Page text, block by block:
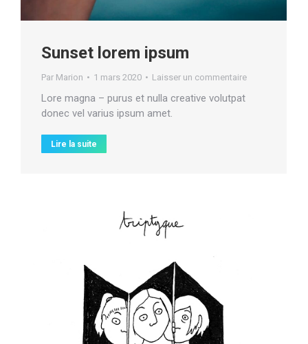
Sunset lorem ipsum
Par Marion 1 mars 2020 Laisser un commentaire
Lore magna – purus et nulla creative volutpat
donec vel varius ipsum amet.
Lire la suite